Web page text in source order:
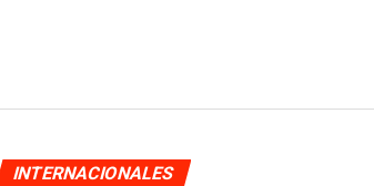
INTERNACIONALES